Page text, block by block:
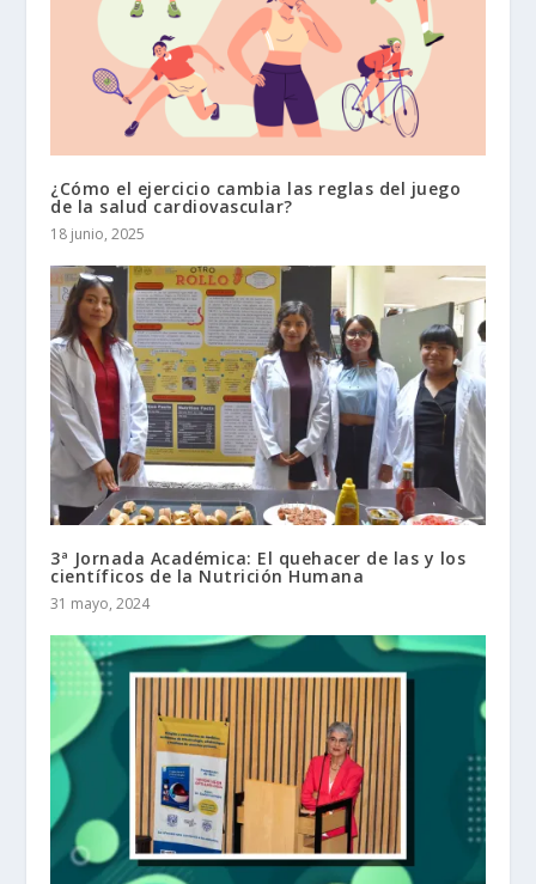
¿Cómo el ejercicio cambia las reglas del juego
de la salud cardiovascular?
18 junio, 2025
3ª Jornada Académica: El quehacer de las y los
científicos de la Nutrición Humana
31 mayo, 2024